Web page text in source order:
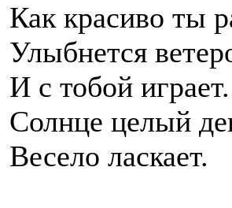
Как красиво ты
Улыбнется
И с тобой играет.
Солнце целый
Весело ласкает.